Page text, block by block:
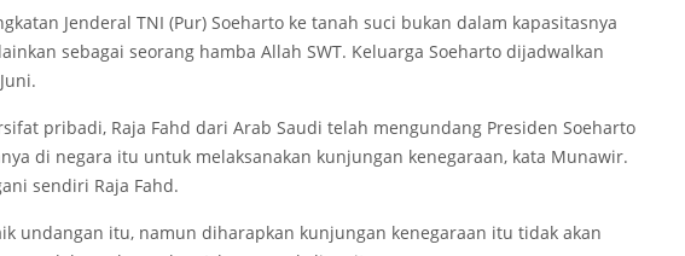
Jenderal TNI (Pur) Soeharto ke tanah suci bukan dalam kapasitasnya
sebagai seorang hamba Allah SWT. Keluarga Soeharto dijadwalkan
pribadi, Raja Fahd dari Arab Saudi telah mengundang Presiden Soeharto
di negara itu untuk melaksanakan kunjungan kenegaraan, kata Munawir.
sendiri Raja Fahd.
undangan itu, namun diharapkan kunjungan kenegaraan itu tidak akan